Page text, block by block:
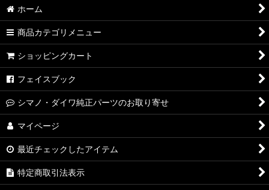
ホーム
商品カテゴリメニュー
ショッピングカート
フェイスブック
シマノ・ダイワ純正パーツのお取り寄せ
マイページ
最近チェックしたアイテム
特定商取引法表示